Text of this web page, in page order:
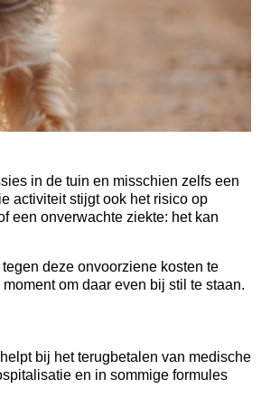
in de tuin en misschien zelfs een
activiteit stijgt ook het risico op
een onverwachte ziekte: het kan
deze onvoorziene kosten te
om daar even bij stil te staan.
bij het terugbetalen van medische
en in sommige formules